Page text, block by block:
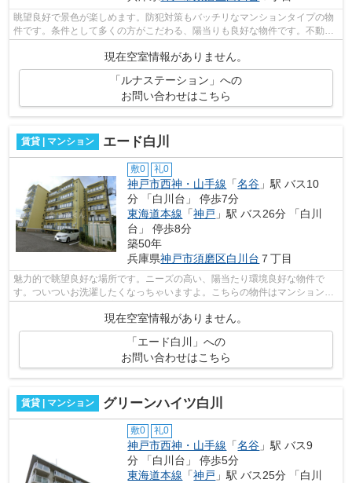
眺望良好で景色が楽しめます。防犯対策もバッチリなマンションタイプの物
件です。条件として多くの方がこだわる、陽当りも良好な物件です。不動産
について分からない事も、豊富なノウ...
現在空室情報がありません。
「ルナステーション」への
お問い合わせはこちら
賃貸 | マンション エード白川
敷0 礼0
神戸市西神・山手線 「名谷 」駅 バス10
分 「白川台」 停歩7分
東海道本線 「神戸 」駅 バス26分 「白川
台」 停歩8分
築50年
兵庫県神戸市須磨区白川台 ７丁目
魅力的で眺望良好な場所です。ニーズの高い、陽当たり環境良好な物件で
す。ついついお洗濯したくなっちゃいますよ。こちらの物件はマンションで
現在空室情報がありません。
「エード白川」への
お問い合わせはこちら
賃貸 | マンション グリーンハイツ白川
敷0 礼0
神戸市西神・山手線 「名谷 」駅 バス9
分 「白川台」 停歩5分
東海道本線 「神戸 」駅 バス25分 「白川